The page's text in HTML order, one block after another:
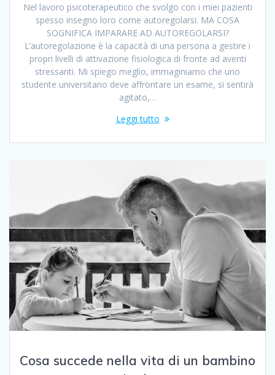
Nel lavoro psicoterapeutico che svolgo con i miei pazienti
spesso insegno loro come autoregolarsi. MA COSA
SOGNIFICA IMPARARE AD AUTOREGOLARSI?
L’autoregolazione è la capacità di una persona a gestire i
propri livelli di attivazione fisiologica di fronte ad aventi
stressanti. Mi spiego meglio, immaginiamo che uno
studente universitario deve affrontare un esame, si sentirà
agitato,…
Leggi tutto
Cosa succede nella vita di un bambino